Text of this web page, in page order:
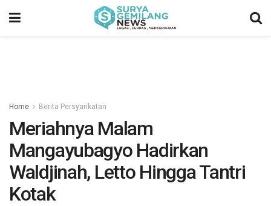
Home Berita Persyarikatan
Meriahnya Malam
Mangayubagyo Hadirkan
Waldjinah, Letto Hingga Tantri
Kotak